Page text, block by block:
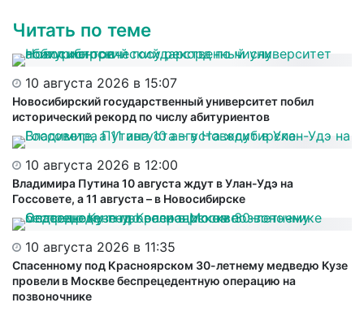
Читать по теме
10 августа 2026 в 15:07
Новосибирский государственный университет побил
исторический рекорд по числу абитуриентов
10 августа 2026 в 12:00
Владимира Путина 10 августа ждут в Улан-Удэ на
Госсовете, а 11 августа – в Новосибирске
10 августа 2026 в 11:35
Спасенному под Красноярском 30-летнему медведю Кузе
провели в Москве беспрецедентную операцию на
позвоночнике